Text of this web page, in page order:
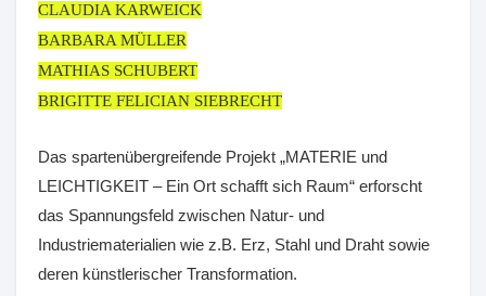
CLAUDIA KARWEICK
BARBARA MÜLLER
MATHIAS SCHUBERT
BRIGITTE FELICIAN SIEBRECHT
Das spartenübergreifende Projekt „MATERIE und
LEICHTIGKEIT – Ein Ort schafft sich Raum“ erforscht
das Spannungsfeld zwischen Natur- und
Industriematerialien wie z.B. Erz, Stahl und Draht sowie
deren künstlerischer Transformation.